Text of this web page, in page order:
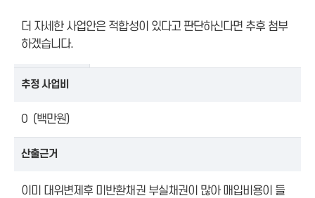
더 자세한 사업안은 적합성이 있다고 판단하신다면 추후 첨부
하겠습니다.
추정 사업비
0 (백만원)
산출근거
이미 대위변제후 미반환채권 부실채권이 많아 매입비용이 들